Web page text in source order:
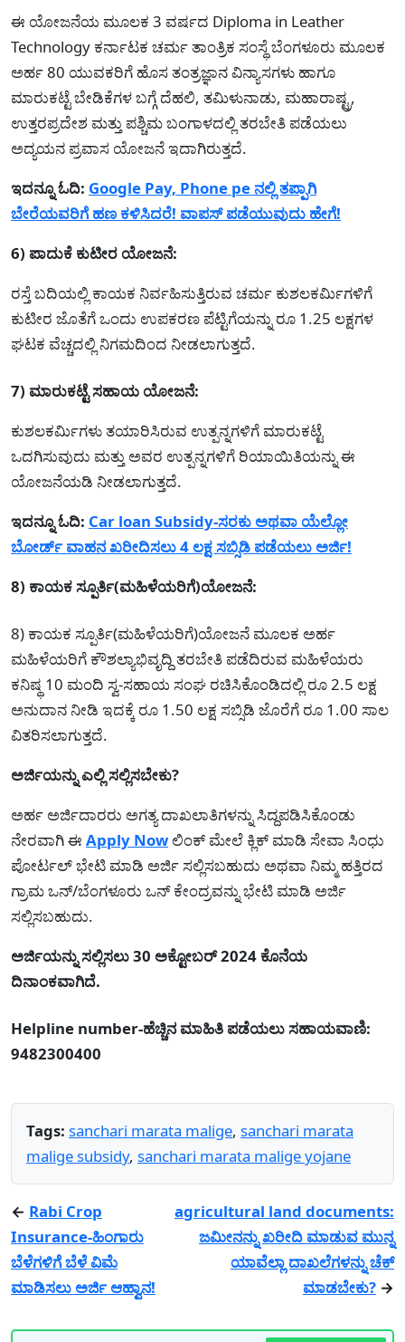
ಈ ಯೋಜನೆಯ ಮೂಲಕ 3 ವರ್ಷದ Diploma in Leather
Technology ಕರ್ನಾಟಕ ಚರ್ಮ ತಾಂತ್ರಿಕ ಸಂಸ್ಥೆ ಬೆಂಗಳೂರು ಮೂಲಕ
ಅರ್ಹ 80 ಯುವಕರಿಗೆ ಹೊಸ ತಂತ್ರಜ್ಞಾನ ವಿನ್ಯಾಸಗಳು ಹಾಗೂ
ಮಾರುಕಟ್ಟೆ ಬೇಡಿಕೆಗಳ ಬಗ್ಗೆ ದೆಹಲಿ, ತಮಿಳುನಾಡು, ಮಹಾರಾಷ್ಟ್ರ,
ಉತ್ತರಪ್ರದೇಶ ಮತ್ತು ಪಶ್ಚಿಮ ಬಂಗಾಳದಲ್ಲಿ ತರಬೇತಿ ಪಡೆಯಲು
ಅದ್ಯಯನ ಪ್ರವಾಸ ಯೋಜನೆ ಇದಾಗಿರುತ್ತದೆ.
ಇದನ್ನೂ ಓದಿ: Google Pay, Phone pe ನಲ್ಲಿ ತಪ್ಪಾಗಿ
ಬೇರೆಯವರಿಗೆ ಹಣ ಕಳಿಸಿದರೆ! ವಾಪಸ್ ಪಡೆಯುವುದು ಹೇಗೆ!
6) ಪಾದುಕೆ ಕುಟೀರ ಯೋಜನೆ:
ರಸ್ತೆ ಬದಿಯಲ್ಲಿ ಕಾಯಕ ನಿರ್ವಹಿಸುತ್ತಿರುವ ಚರ್ಮ ಕುಶಲಕರ್ಮಿಗಳಿಗೆ
ಕುಟೀರ ಜೊತೆಗೆ ಒಂದು ಉಪಕರಣ ಪೆಟ್ಟಿಗೆಯನ್ನು ರೂ 1.25 ಲಕ್ಷಗಳ
ಘಟಕ ವೆಚ್ಚದಲ್ಲಿ ನಿಗಮದಿಂದ ನೀಡಲಾಗುತ್ತದೆ.
7) ಮಾರುಕಟ್ಟೆ ಸಹಾಯ ಯೋಜನೆ:
ಕುಶಲಕರ್ಮಿಗಳು ತಯಾರಿಸಿರುವ ಉತ್ಪನ್ನಗಳಿಗೆ ಮಾರುಕಟ್ಟೆ
ಒದಗಿಸುವುದು ಮತ್ತು ಅವರ ಉತ್ಪನ್ನಗಳಿಗೆ ರಿಯಾಯಿತಿಯನ್ನು ಈ
ಯೋಜನೆಯಡಿ ನೀಡಲಾಗುತ್ತದೆ.
ಇದನ್ನೂ ಓದಿ: Car loan Subsidy-ಸರಕು ಅಥವಾ ಯೆಲ್ಲೋ
ಬೋರ್ಡ್ ವಾಹನ ಖರೀದಿಸಲು 4 ಲಕ್ಷ ಸಬ್ಸಿಡಿ ಪಡೆಯಲು ಅರ್ಜಿ!
8) ಕಾಯಕ ಸ್ಪೂರ್ತಿ(ಮಹಿಳೆಯರಿಗೆ)ಯೋಜನೆ:
8) ಕಾಯಕ ಸ್ಪೂರ್ತಿ(ಮಹಿಳೆಯರಿಗೆ)ಯೋಜನೆ ಮೂಲಕ ಅರ್ಹ
ಮಹಿಳೆಯರಿಗೆ ಕೌಶಲ್ಯಾಭಿವೃದ್ದಿ ತರಬೇತಿ ಪಡೆದಿರುವ ಮಹಿಳೆಯರು
ಕನಿಷ್ಥ 10 ಮಂದಿ ಸ್ವ-ಸಹಾಯ ಸಂಘ ರಚಿಸಿಕೊಂಡಿದಲ್ಲಿ ರೂ 2.5 ಲಕ್ಷ
ಅನುದಾನ ನೀಡಿ ಇದಕ್ಕೆ ರೂ 1.50 ಲಕ್ಷ ಸಬ್ಸಿಡಿ ಜೊರೆಗೆ ರೂ 1.00 ಸಾಲ
ವಿತರಿಸಲಾಗುತ್ತದೆ.
ಅರ್ಜಿಯನ್ನು ಎಲ್ಲಿ ಸಲ್ಲಿಸಬೇಕು?
ಅರ್ಹ ಅರ್ಜಿದಾರರು ಅಗತ್ಯ ದಾಖಲಾತಿಗಳನ್ನು ಸಿದ್ದಪಡಿಸಿಕೊಂಡು
ನೇರವಾಗಿ ಈ Apply Now ಲಿಂಕ್ ಮೇಲೆ ಕ್ಲಿಕ್ ಮಾಡಿ ಸೇವಾ ಸಿಂಧು
ಪೋರ್ಟಲ್ ಭೇಟಿ ಮಾಡಿ ಅರ್ಜಿ ಸಲ್ಲಿಸಬಹುದು ಅಥವಾ ನಿಮ್ಮ ಹತ್ತಿರದ
ಗ್ರಾಮ ಒನ್/ಬೆಂಗಳೂರು ಒನ್ ಕೇಂದ್ರವನ್ನು ಭೇಟಿ ಮಾಡಿ ಅರ್ಜಿ
ಸಲ್ಲಿಸಬಹುದು.
ಅರ್ಜಿಯನ್ನು ಸಲ್ಲಿಸಲು 30 ಅಕ್ಟೋಬರ್ 2024 ಕೊನೆಯ
ದಿನಾಂಕವಾಗಿದೆ.
Helpline number-ಹೆಚ್ಚಿನ ಮಾಹಿತಿ ಪಡೆಯಲು ಸಹಾಯವಾಣಿ:
9482300400
Tags: sanchari marata malige, sanchari marata
malige subsidy, sanchari marata malige yojane
← Rabi Crop
Insurance-ಹಿಂಗಾರು
ಬೆಳೆಗಳಿಗೆ ಬೆಳೆ ವಿಮೆ
ಮಾಡಿಸಲು ಅರ್ಜಿ ಆಹ್ವಾನ!
agricultural land documents:
ಜಮೀನನ್ನು ಖರೀದಿ ಮಾಡುವ ಮುನ್ನ
ಯಾವೆಲ್ಲಾ ದಾಖಲೆಗಳನ್ನು ಚೆಕ್
ಮಾಡಬೇಕು? →